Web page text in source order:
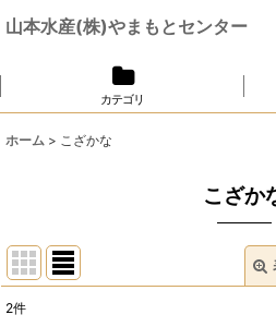
山本水産(株)やまもとセンター
カテゴリ
ホーム > こざかな
こざか
2件